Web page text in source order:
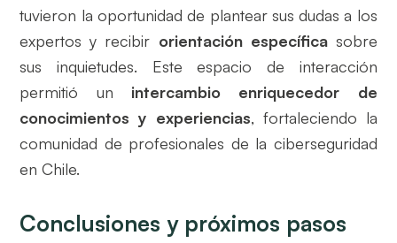
tuvieron la oportunidad de plantear sus dudas a los
expertos y recibir orientación específicasobre
sus inquietudes. Este espacio de interacción
permitió un intercambio enriquecedor de
conocimientos y experiencias, fortaleciendo la
comunidad de profesionales de la ciberseguridad
en Chile.
Conclusiones y próximos pasos